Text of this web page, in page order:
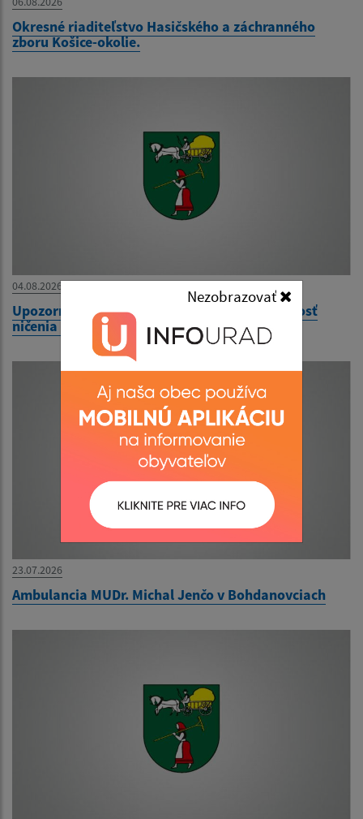
Nezobrazovať
Okresné riaditeľstvo Hasičského a záchranného
zboru Košice-okolie.
04.08.2026
Upozornenie vlastníkov pozemkov na povinnosť
ničenia burín a inváznych rastlín !
23.07.2026
Ambulancia MUDr. Michal Jenčo v Bohdanovciach